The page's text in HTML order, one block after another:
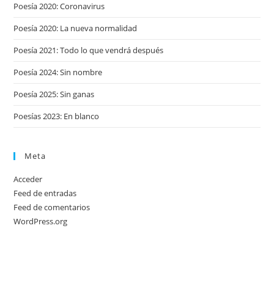
Poesía 2020: Coronavirus
Poesía 2020: La nueva normalidad
Poesía 2021: Todo lo que vendrá después
Poesía 2024: Sin nombre
Poesía 2025: Sin ganas
Poesías 2023: En blanco
Meta
Acceder
Feed de entradas
Feed de comentarios
WordPress.org